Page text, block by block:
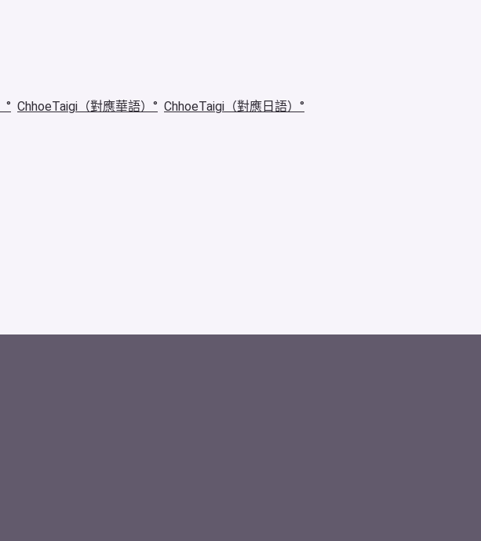
ChhoeTaigi（對應華語）
ChhoeTaigi（對應日語）